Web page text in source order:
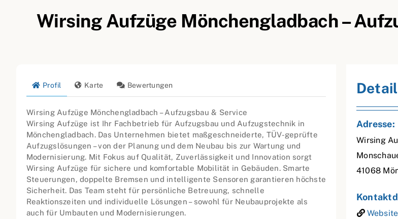
Wirsing Aufzüge Mönchengladbach –
Profil Karte Bewertungen
Wirsing Aufzüge Mönchengladbach – Aufzugsbau & Service
Wirsing Aufzüge ist Ihr Fachbetrieb für Aufzugsbau und Aufzugstechnik in
Mönchengladbach. Das Unternehmen bietet maßgeschneiderte, TÜV-geprüfte
Aufzugslösungen – von der Planung und dem Neubau bis zur Wartung und
Modernisierung. Mit Fokus auf Qualität, Zuverlässigkeit und Innovation sorgt
Wirsing Aufzüge für sichere und komfortable Mobilität in Gebäuden. Smarte
Steuerungen, doppelte Bremsen und intelligente Sensoren garantieren höchste
Sicherheit. Das Team steht für persönliche Betreuung, schnelle
Reaktionszeiten und individuelle Lösungen – sowohl für Neubauprojekte als
auch für Umbauten und Modernisierungen.
Adresse:
Wirsing
41068
Website